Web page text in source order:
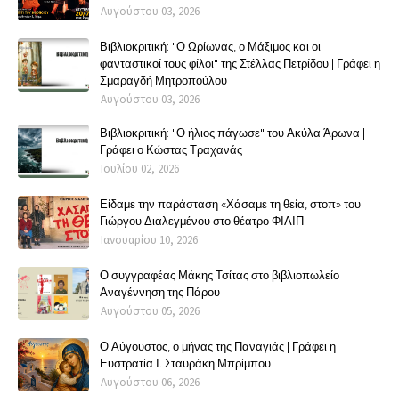
Αυγούστου 03, 2026
Βιβλιοκριτική: "Ο Ωρίωνας, ο Μάξιμος και οι
φανταστικοί τους φίλοι" της Στέλλας Πετρίδου | Γράφει η
Σμαραγδή Μητροπούλου
Αυγούστου 03, 2026
Βιβλιοκριτική: "Ο ήλιος πάγωσε" του Ακύλα Άρωνα |
Γράφει ο Κώστας Τραχανάς
Ιουλίου 02, 2026
Είδαμε την παράσταση «Χάσαμε τη θεία, στοπ» του
Γιώργου Διαλεγμένου στο θέατρο ΦΙΛΙΠ
Ιανουαρίου 10, 2026
Ο συγγραφέας Μάκης Τσίτας στο βιβλιοπωλείο
Αναγέννηση της Πάρου
Αυγούστου 05, 2026
Ο Αύγουστος, ο μήνας της Παναγιάς | Γράφει η
Ευστρατία Ι. Σταυράκη Μπρίμπου
Αυγούστου 06, 2026